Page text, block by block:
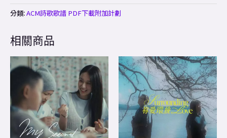
分類:ACM詩歌歌譜 PDF下載附加計劃
相關商品